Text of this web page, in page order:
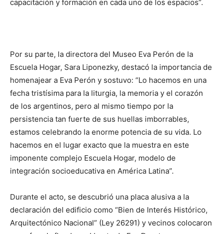
capacitación y formación en cada uno de los espacios”.
Por su parte, la directora del Museo Eva Perón de la
Escuela Hogar, Sara Liponezky, destacó la importancia de
homenajear a Eva Perón y sostuvo: “Lo hacemos en una
fecha tristísima para la liturgia, la memoria y el corazón
de los argentinos, pero al mismo tiempo por la
persistencia tan fuerte de sus huellas imborrables,
estamos celebrando la enorme potencia de su vida. Lo
hacemos en el lugar exacto que la muestra en este
imponente complejo Escuela Hogar, modelo de
integración socioeducativa en América Latina”.
Durante el acto, se descubrió una placa alusiva a la
declaración del edificio como “Bien de Interés Histórico,
Arquitectónico Nacional” (Ley 26291) y vecinos colocaron